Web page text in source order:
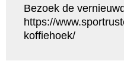
Bezoek de
https://
koffiehoek/